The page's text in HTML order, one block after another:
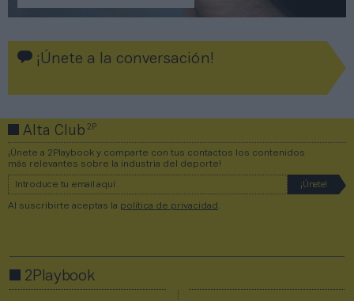
¡Únete a la conversación!
Alta Club2P
¡Únete a 2Playbook y comparte con tus contactos los contenidos
más relevantes sobre la industria del deporte!
Al suscribirte aceptas la política de privacidad
2Playbook